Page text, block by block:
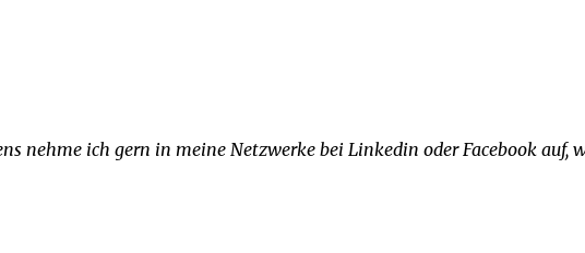
nehme ich gern in meine Netzwerke bei Linkedin oder Facebook auf,